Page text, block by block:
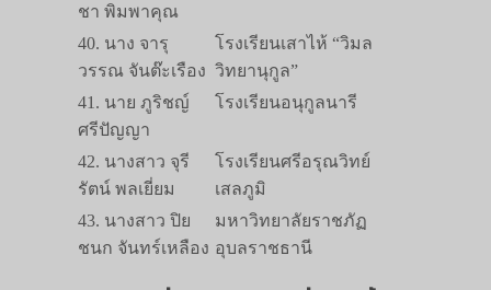
ชา พิมพาคุณ
40. นาง จารุ
วรรณ จันต๊ะเรือง
โรงเรียนเสาไห้ “วิมล
วิทยานุกูล”
41. นาย ภูริชญ์
ศรีปัญญา
โรงเรียนอนุกูลนารี
42. นางสาว จุรี
รัตน์ พลเยี่ยม
โรงเรียนศรีอรุณวิทย์
เสลภูมิ
43. นางสาว ปิย
ชนก จันทร์เหลือง
มหาวิทยาลัยราชภัฏ
อุบลราชธานี